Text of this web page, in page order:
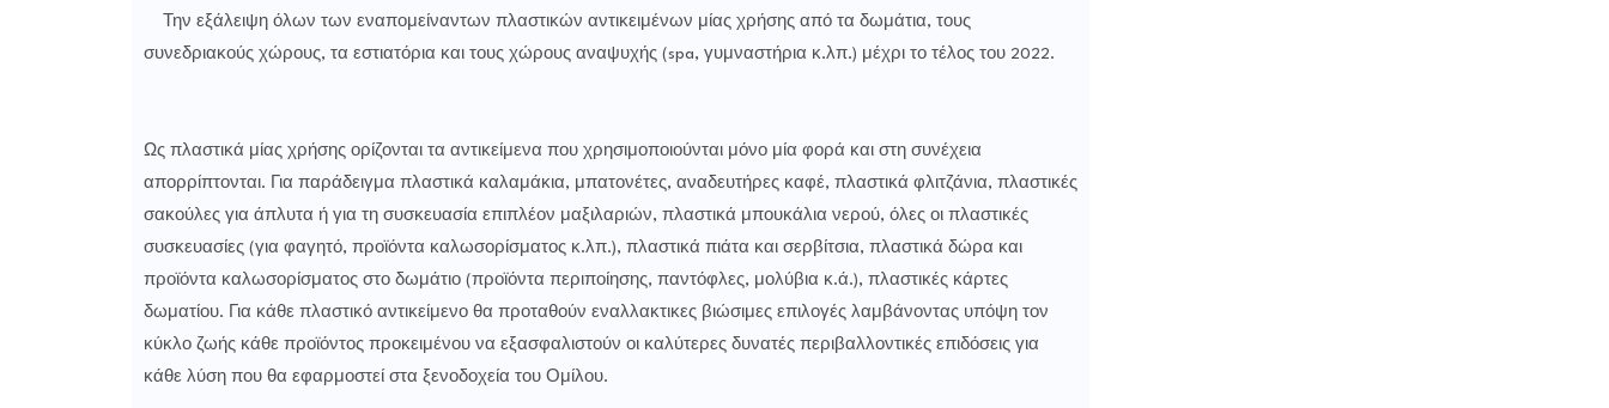
Την εξάλειψη όλων των εναπομείναντων πλαστικών αντικειμένων μίας χρήσης από τα δωμάτια, τους
συνεδριακούς χώρους, τα εστιατόρια και τους χώρους αναψυχής (spa, γυμναστήρια κ.λπ.) μέχρι το τέλος του 2022.
Ως πλαστικά μίας χρήσης ορίζονται τα αντικείμενα που χρησιμοποιούνται μόνο μία φορά και στη συνέχεια
απορρίπτονται. Για παράδειγμα πλαστικά καλαμάκια, μπατονέτες, αναδευτήρες καφέ, πλαστικά φλιτζάνια, πλαστικές
σακούλες για άπλυτα ή για τη συσκευασία επιπλέον μαξιλαριών, πλαστικά μπουκάλια νερού, όλες οι πλαστικές
συσκευασίες (για φαγητό, προϊόντα καλωσορίσματος κ.λπ.), πλαστικά πιάτα και σερβίτσια, πλαστικά δώρα και
προϊόντα καλωσορίσματος στο δωμάτιο (προϊόντα περιποίησης, παντόφλες, μολύβια κ.ά.), πλαστικές κάρτες
δωματίου. Για κάθε πλαστικό αντικείμενο θα προταθούν εναλλακτικες βιώσιμες επιλογές λαμβάνοντας υπόψη τον
κύκλο ζωής κάθε προϊόντος προκειμένου να εξασφαλιστούν οι καλύτερες δυνατές περιβαλλοντικές επιδόσεις για
κάθε λύση που θα εφαρμοστεί στα ξενοδοχεία του Ομίλου.